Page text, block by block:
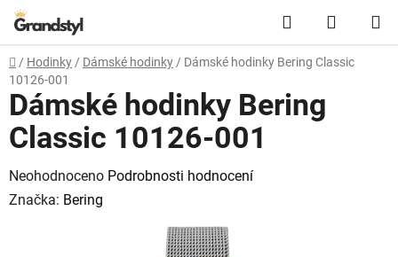
Přejít na obsah Hledat
Domů
/ Hodinky / Dámské hodinky / Dámské hodinky Bering Classic
10126-001
Dámské hodinky Bering
Classic 10126-001
Průměrné hodnocení produktu je 0,0 z 5 hvězdiček.
Neohodnoceno Podrobnosti hodnocení
Značka: Bering